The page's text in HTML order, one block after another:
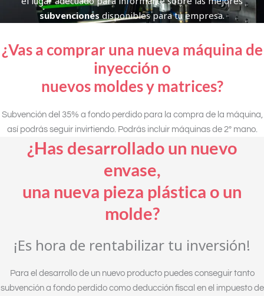
subvenciones disponibles para tu empresa.
¿Vas a comprar una nueva máquina de
inyección o
nuevos moldes y matrices?
Subvención del 35% a fondo perdido para la compra de la máquina,
así podrás seguir invirtiendo. Podrás incluir máquinas de 2º mano.
¿Has desarrollado un nuevo
envase,
una nueva pieza plástica o un
molde?
¡Es hora de rentabilizar tu inversión!
Para el desarrollo de un nuevo producto puedes conseguir tanto
subvención a fondo perdido como deducción fiscal en el impuesto de